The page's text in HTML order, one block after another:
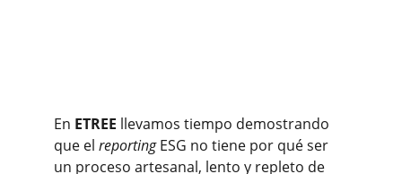
En ETREE llevamos tiempo demostrando
que el reporting ESG no tiene por qué ser
un proceso artesanal, lento y repleto de